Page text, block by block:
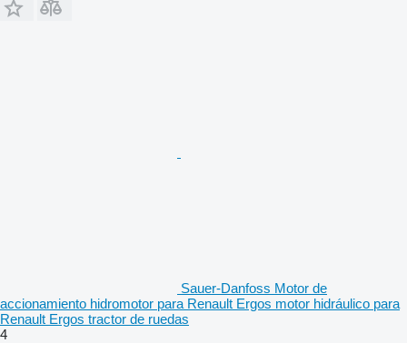
Sauer-Danfoss Motor de
accionamiento hidromotor para Renault Ergos motor hidráulico para
Renault Ergos tractor de ruedas
4